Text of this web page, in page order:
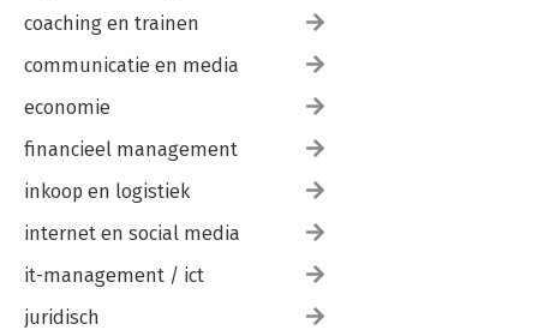
coaching en trainen
communicatie en media
economie
financieel management
inkoop en logistiek
internet en social media
it-management / ict
juridisch